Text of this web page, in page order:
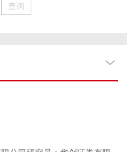
查询